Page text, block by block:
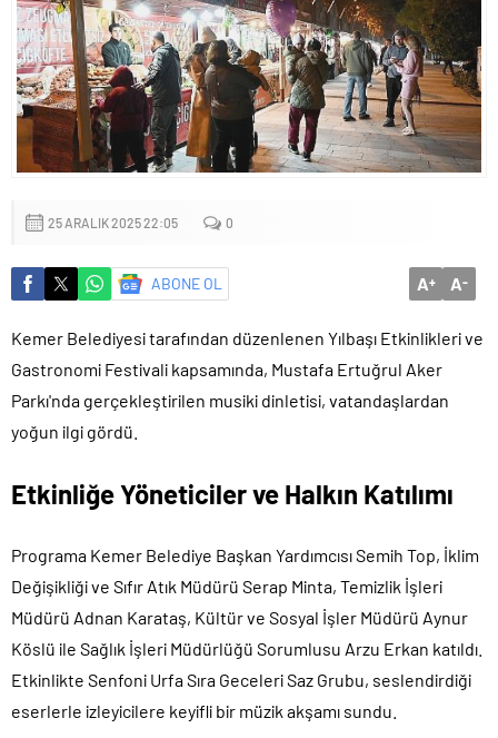
Küçük işletmeler büyük siber risklerle karşı karşıya
25 ARALIK 2025 22:05 0
ABONE OL A+ A-
Kemer Belediyesi tarafından düzenlenen Yılbaşı Etkinlikleri ve
Gastronomi Festivali kapsamında, Mustafa Ertuğrul Aker
Parkı'nda gerçekleştirilen musiki dinletisi, vatandaşlardan
yoğun ilgi gördü.
Etkinliğe Yöneticiler ve Halkın Katılımı
Programa Kemer Belediye Başkan Yardımcısı Semih Top, İklim
Değişikliği ve Sıfır Atık Müdürü Serap Minta, Temizlik İşleri
Müdürü Adnan Karataş, Kültür ve Sosyal İşler Müdürü Aynur
Köslü ile Sağlık İşleri Müdürlüğü Sorumlusu Arzu Erkan katıldı.
Etkinlikte Senfoni Urfa Sıra Geceleri Saz Grubu, seslendirdiği
eserlerle izleyicilere keyifli bir müzik akşamı sundu.